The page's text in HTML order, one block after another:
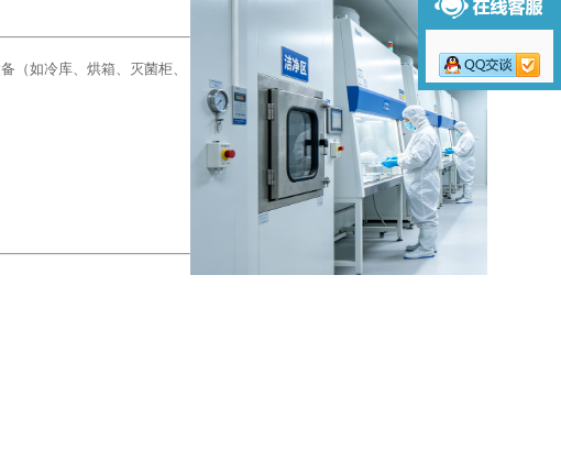
（如冷库、烘箱、灭菌柜、